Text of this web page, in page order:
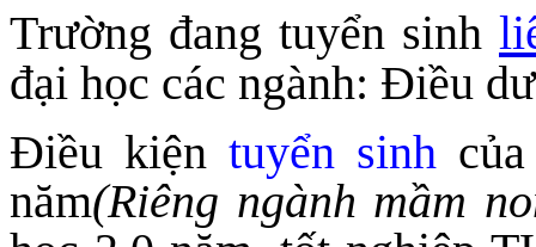
Trường đang tuyển sinh
đại học các ngành: Điều
Điều kiện tuyển sinh
năm(Riêng ngành mầm